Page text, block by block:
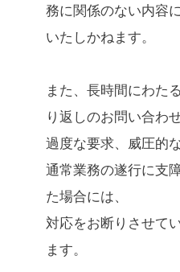
務に関係のない内容
いたしかねます。
また、長時間にわた
り返しのお問い合わ
過度な要求、威圧的
通常業務の遂行に支
た場合には、
対応をお断りさせて
ます。